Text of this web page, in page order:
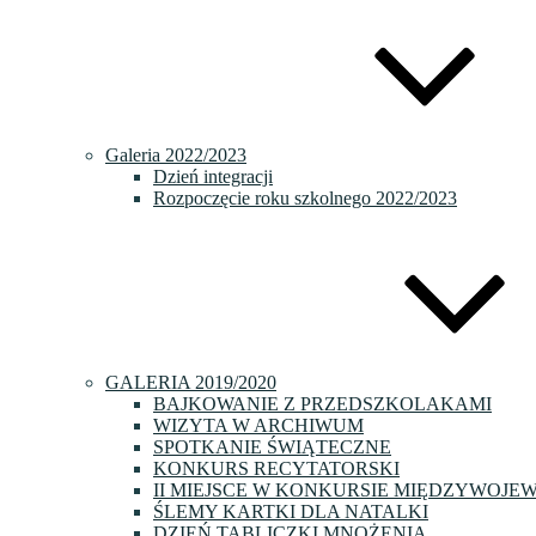
Galeria 2022/2023
Dzień integracji
Rozpoczęcie roku szkolnego 2022/2023
GALERIA 2019/2020
BAJKOWANIE Z PRZEDSZKOLAKAMI
WIZYTA W ARCHIWUM
SPOTKANIE ŚWIĄTECZNE
KONKURS RECYTATORSKI
II MIEJSCE W KONKURSIE
ŚLEMY KARTKI DLA NATALKI